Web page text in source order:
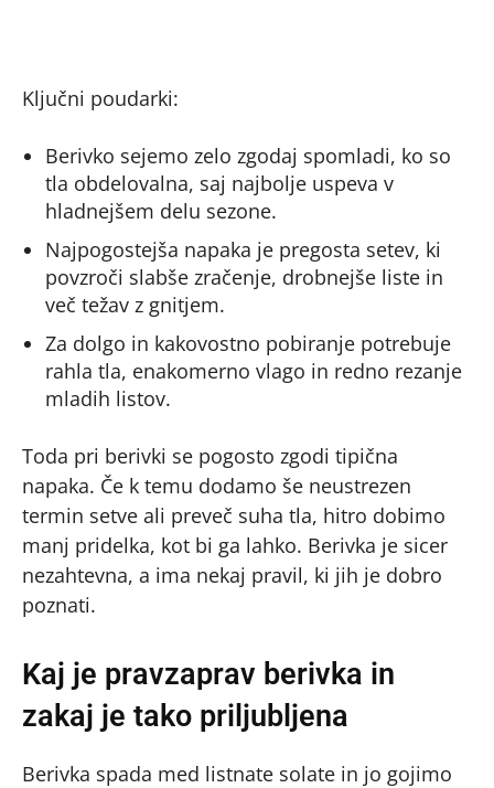
Ključni poudarki:
Berivko sejemo zelo zgodaj spomladi, ko so
tla obdelovalna, saj najbolje uspeva v
hladnejšem delu sezone.
Najpogostejša napaka je pregosta setev, ki
povzroči slabše zračenje, drobnejše liste in
več težav z gnitjem.
Za dolgo in kakovostno pobiranje potrebuje
rahla tla, enakomerno vlago in redno rezanje
mladih listov.
Toda pri berivki se pogosto zgodi tipična
napaka. Če k temu dodamo še neustrezen
termin setve ali preveč suha tla, hitro dobimo
manj pridelka, kot bi ga lahko. Berivka je sicer
nezahtevna, a ima nekaj pravil, ki jih je dobro
poznati.
Kaj je pravzaprav berivka in
zakaj je tako priljubljena
Berivka spada med listnate solate in jo gojimo